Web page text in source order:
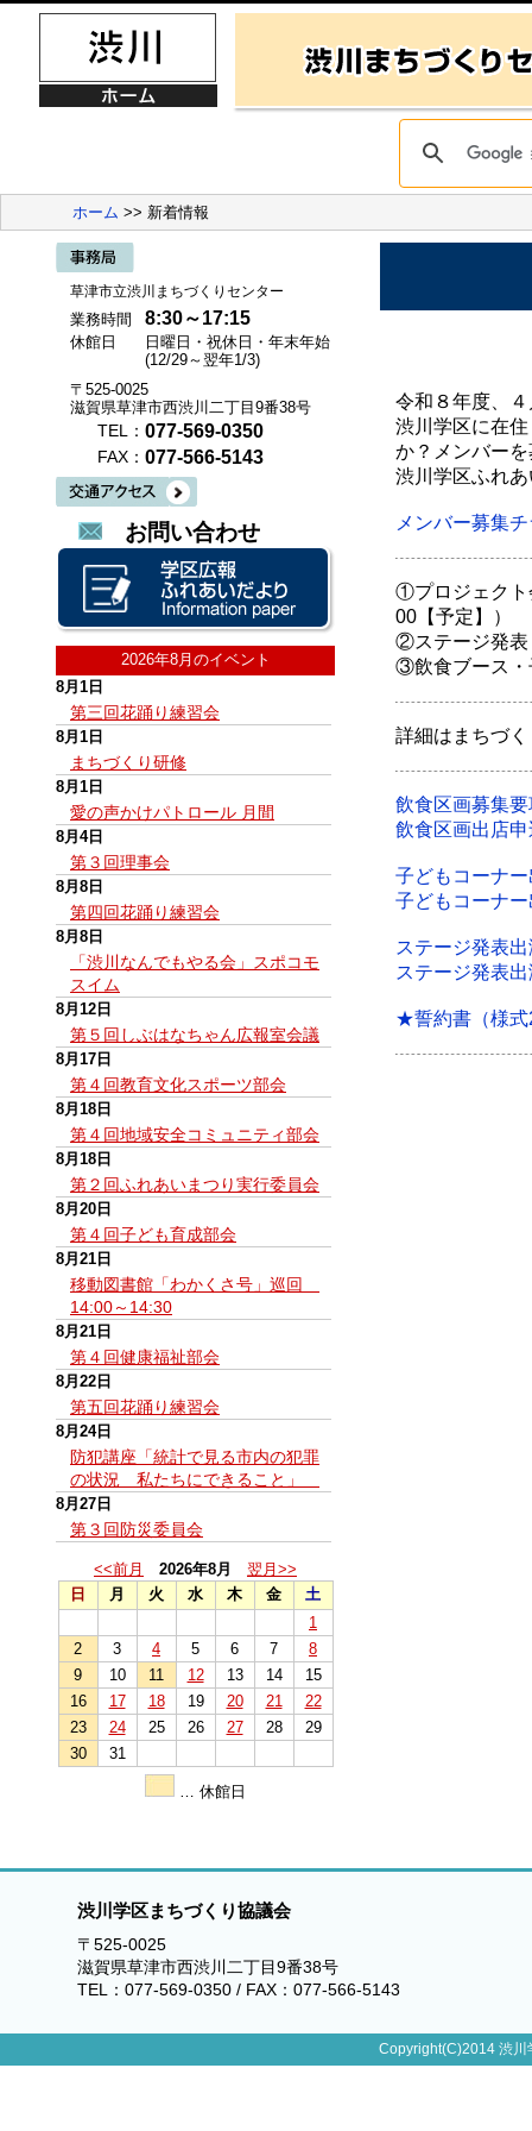
ホーム >> 新着情報
草津市立渋川まちづくりセンター
業務時間 8:30～17:15
休館日
日曜日・祝休日・年末年始
(12/29～翌年1/3)
〒525-0025
滋賀県草津市西渋川二丁目9番38号
TEL： 077-569-0350
FAX： 077-566-5143
お問い合わせ
2026年8月のイベント
8月1日
第三回花踊り練習会
8月1日
まちづくり研修
8月1日
愛の声かけパトロール 月間
8月4日
第３回理事会
8月8日
第四回花踊り練習会
8月8日
「渋川なんでもやる会」スポコモ
スイム
8月12日
第５回しぶはなちゃん広報室会議
8月17日
第４回教育文化スポーツ部会
8月18日
第４回地域安全コミュニティ部会
8月18日
第２回ふれあいまつり実行委員会
8月20日
第４回子ども育成部会
8月21日
移動図書館「わかくさ号」巡回
14:00～14:30
8月21日
第４回健康福祉部会
8月22日
第五回花踊り練習会
8月24日
防犯講座「統計で見る市内の犯罪
の状況 私たちにできること」
8月27日
第３回防災委員会
<<前月 2026年8月
翌月>>
日
月 火 水 木 金
土
1
2
3 4 5 6 7
8
9
10 11 12 13 14
15
16
17 18 19 20 21
22
23
24 25 26 27 28
29
30
31
… 休館日
令和８年度、
渋川学区に在
か？メンバー
渋川学区ふれ
メンバー募集
①プロジェクト
00【予定】）
②ステージ発表
③飲食ブース・
詳細はまちづ
飲食区画募集
飲食区画出店
子どもコーナ
子どもコーナ
ステージ発表
ステージ発表
★誓約書（様式
渋川学区まちづくり協議会
〒525-0025
滋賀県草津市西渋川二丁目9番38号
TEL：077-569-0350 / FAX：077-566-5143
Copyright(C)2014 渋川